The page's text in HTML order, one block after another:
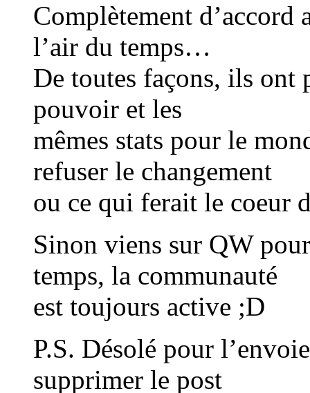
Complètement d’accord
l’air du temps…
De toutes façons, ils ont
pouvoir et les
mêmes stats pour le
refuser le changement
ou ce qui ferait le coeur
Sinon viens sur QW
temps, la communauté
est toujours active ;D
P.S. Désolé pour
supprimer le post